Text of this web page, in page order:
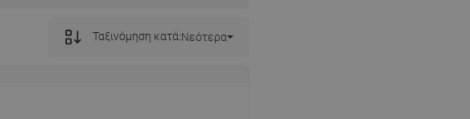
Ταξινόμηση κατά:Νεότερα